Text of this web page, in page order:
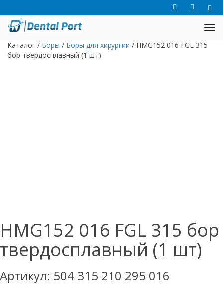
Каталог / Боры / Боры для хирургии / HMG152 016 FGL 315
бор твердосплавный (1 шт)
HMG152 016 FGL 315 бор
твердосплавный (1 шт)
Артикул: 504 315 210 295 016